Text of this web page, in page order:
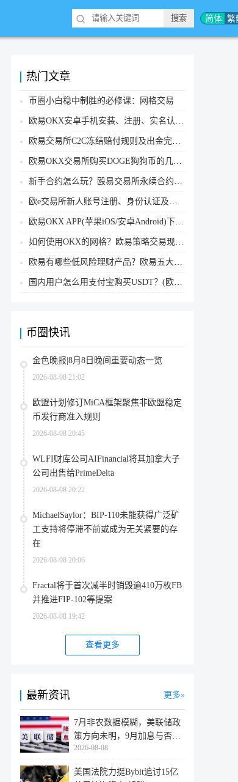
简体 繁
热门文章
币圈小白稳中制胜的必修课：网格交易
欧易OKX安卓手机安装、注册、实名认证、买币转账新手实操教程
欧易交易所C2C冻结赔付规则及出金完整流程
欧易OKX交易所购买DOGE狗狗币的几个方式汇总
新手合约怎么玩？殴易交易所永续合约操作步骤教程(APP/Web端)
欧e交易所新人账号注册、身份认证及安全设置教程
欧易OKX APP(苹果iOS/安卓Android)下载图文教程
如何使用OKX的网格？欧易策略交易现货网格新手操作流程
欧易有哪些低风险理财产品？欧易五大低风险理财产品详细介绍
国内用户怎么用支付宝购买USDT？(欧易交易所为例)
币圈快讯
金色晚报|8月8日晚间重要动态一览
2026-08-08 21:02
欧盟计划修订MiCA框架聚焦非欧盟稳定
币发行商准入规则
2026-08-08 20:45
WLFI财库公司AIFinancial将其加拿大子
公司出售给PrimeDelta
2026-08-08 20:22
MichaelSaylor：BIP-110未能获得广泛矿
工支持将停滞不前或成为无关紧要的存
在
2026-08-08 20:06
Fractal将于首次减半时销毁逾410万枚FB
并推进FIP-102等提案
2026-08-08 19:42
查看更多
最新资讯 更多
7月非农数据模糊，美联储政
策方向未明，9月加息与否仍
取决于
2026-08-08
美国法院力挺Bybit追讨15亿